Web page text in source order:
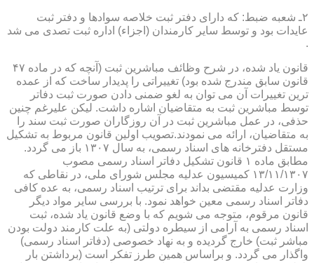
۲ـ شعبه ضبط: كه دارای دفتر ثبت خلاصه سوادها و دفتر ثبت
عایدات بود و توسط سایر كارمندان (اجزاء) اداره ثبت تصدی می شد
.
قانون یاد شده، در شرح وظائف مباشرین ثبت (آنچه كه در ماده ۴۷
قانون سابق مندرج شده بود) تغییراتی را پدیدار ساخت كه از عمده
ترین تغییرات آن می توان به لغو ضمنی دادن صورت ثبت دفاتر
توسط مباشرین ثبت به متقاضیان اشاره داشت. لیكن علیرغم چنین
حذفی، در عمل مباشرین ثبت در آن روزگاران صورت ثبت سند را
به متقاضیان، ارائه می نمودند.تصویب اولین قانون مربوط به تشكیل
مستقل دفترخانه های اسناد رسمی، به سال ۱۳۰۷ باز می گردد.
مطابق ماده ۱ قانون تشكیل دفاتر اسناد رسمی مصوب
۱۳/۱۱/۱۳۰۷ كمیسیون عدلیه مجلس شورای ملی، در نقاطی كه
وزارت عدلیه مقتضی بداند برای ترتیب اسناد رسمی، به عده كافی
دفاتر اسناد رسمی معین خواهد نمود. با بررسی سایر مواد دیگر
قانون مرقوم، متوجه می شویم كه با وضع قانون یاد شده، ثبت
اسناد رسمی به آرامی از سیطره دولتی (به علت كارمند دولت بودن
مباشر ثبت) خارج گردیده و به نهاد خصوصی (دفاتر اسناد رسمی)
واگذار می گردد. و براساس همین طرز تفكر است (برداشتن بار